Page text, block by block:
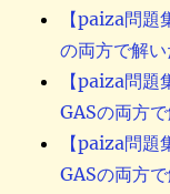
【paiza問
の両方で解
【paiza問
GASの両方
【paiza問
GASの両方